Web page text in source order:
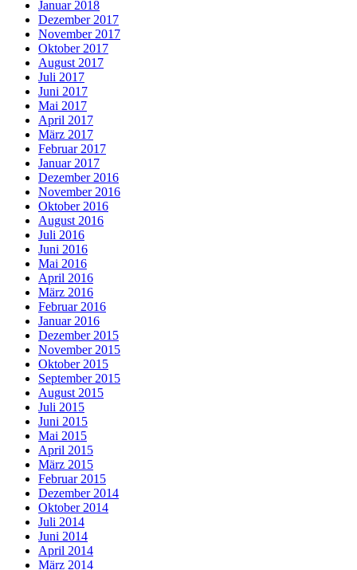
Januar 2018
Dezember 2017
November 2017
Oktober 2017
August 2017
Juli 2017
Juni 2017
Mai 2017
April 2017
März 2017
Februar 2017
Januar 2017
Dezember 2016
November 2016
Oktober 2016
August 2016
Juli 2016
Juni 2016
Mai 2016
April 2016
März 2016
Februar 2016
Januar 2016
Dezember 2015
November 2015
Oktober 2015
September 2015
August 2015
Juli 2015
Juni 2015
Mai 2015
April 2015
März 2015
Februar 2015
Dezember 2014
Oktober 2014
Juli 2014
Juni 2014
April 2014
März 2014